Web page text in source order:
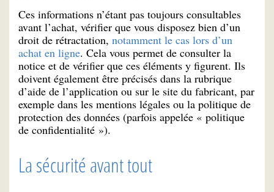
Ces informations n’étant pas toujours consultables
avant l’achat, vérifier que vous disposez bien d’un
droit de rétractation, notamment le cas lors d’un
achat en ligne. Cela vous permet de consulter la
notice et de vérifier que ces éléments y figurent. Ils
doivent également être précisés dans la rubrique
d’aide de l’application ou sur le site du fabricant, par
exemple dans les mentions légales ou la politique de
protection des données (parfois appelée « politique
de confidentialité »).
La sécurité avant tout